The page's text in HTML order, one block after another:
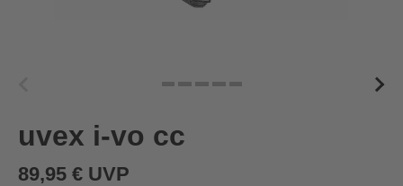
uvex i-vo cc
89,95 € UVP